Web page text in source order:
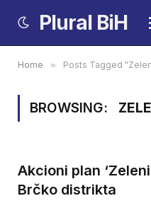
Plural BiH
Home » Posts Tagged
BROWSING:
Akcioni plan
Brčko distrikta